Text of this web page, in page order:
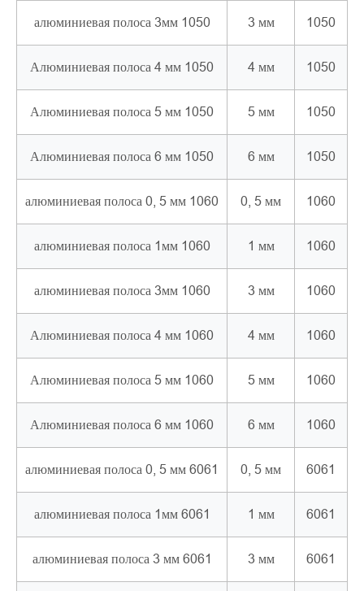
алюминиевая полоса 3мм 1050 3 мм 1050
Алюминиевая полоса 4 мм 1050 4 мм 1050
Алюминиевая полоса 5 мм 1050 5 мм 1050
Алюминиевая полоса 6 мм 1050 6 мм 1050
алюминиевая полоса 0, 5 мм 1060 0, 5 мм 1060
алюминиевая полоса 1мм 1060 1 мм 1060
алюминиевая полоса 3мм 1060 3 мм 1060
Алюминиевая полоса 4 мм 1060 4 мм 1060
Алюминиевая полоса 5 мм 1060 5 мм 1060
Алюминиевая полоса 6 мм 1060 6 мм 1060
алюминиевая полоса 0, 5 мм 6061 0, 5 мм 6061
алюминиевая полоса 1мм 6061 1 мм 6061
алюминиевая полоса 3 мм 6061 3 мм 6061